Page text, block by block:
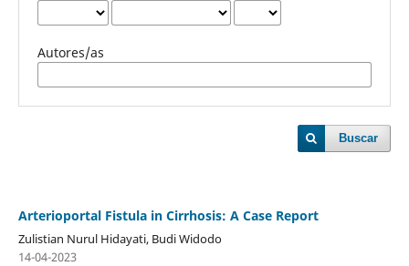
Autores/as
Buscar
Arterioportal Fistula in Cirrhosis: A Case Report
Zulistian Nurul Hidayati, Budi Widodo
14-04-2023